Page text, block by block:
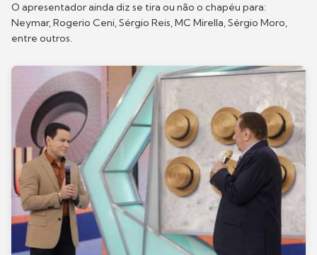
O apresentador ainda diz se tira ou não o chapéu para:
Neymar, Rogerio Ceni, Sérgio Reis, MC Mirella, Sérgio Moro,
entre outros.